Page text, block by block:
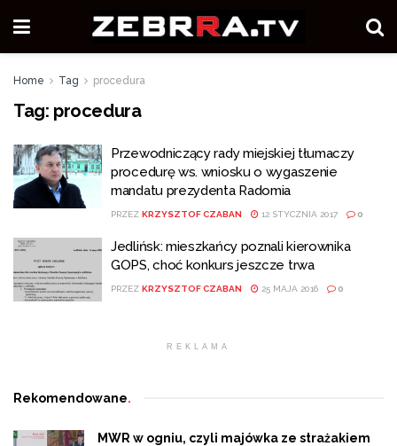
Home Tag procedura
Tag: procedura
Przewodniczący rady miejskiej tłumaczy
procedurę ws. wniosku o wygaszenie
mandatu prezydenta Radomia
PRZEZ KRZYSZTOF CZABAN 12 STYCZNIA 2017 0
Jedlińsk: mieszkańcy poznali kierownika
GOPS, choć konkurs jeszcze trwa
PRZEZ KRZYSZTOF CZABAN 25 MAJA 2016 0
REKLAMA
Rekomendowane.
MWR w ogniu, czyli majówka ze strażakiem